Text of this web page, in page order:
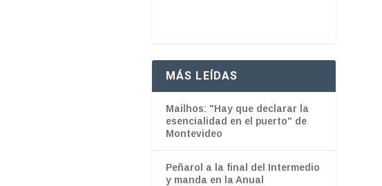
MÁS LEÍDAS
Mailhos: "Hay que declarar la
esencialidad en el puerto" de
Montevideo
Peñarol a la final del Intermedio
y manda en la Anual